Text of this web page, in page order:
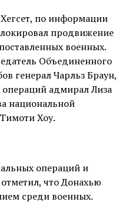
по информации
продвижение
военных.
Объединенного
генерал Чарльз Браун,
адмирал Лиза
национальной
Хоу.
операций и
что Донахью
среди военных.